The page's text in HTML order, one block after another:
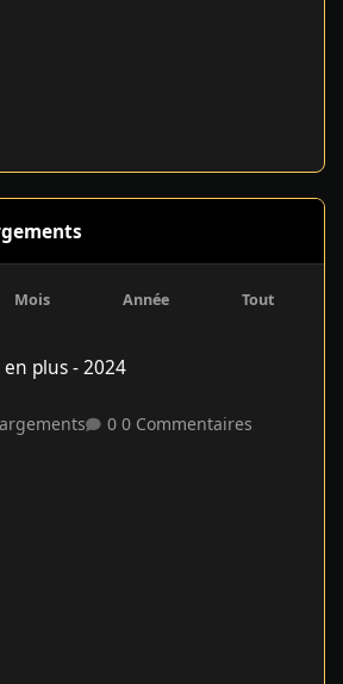
Mois Année Tout
plus - 2024
0 Commentaires